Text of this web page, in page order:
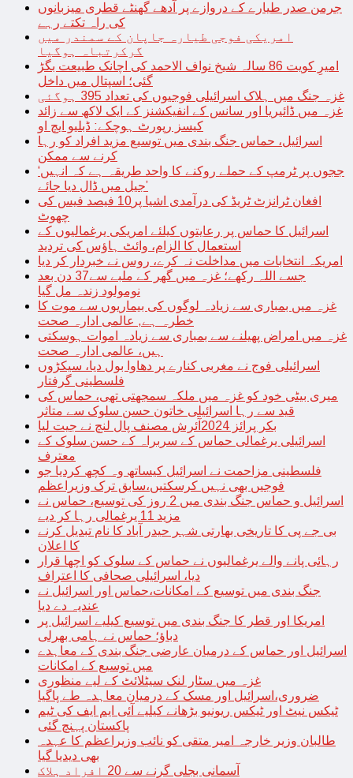
جرمن صدر طیارے کے دروازے پر آدھے گھنٹے قطری میزبانوں
کی راہ تکتے رہے
امریکی فوجی طیارہ جاپان کے سمندر میں
گرکرتباہ ہوگیا
امیرِ کویت 86 سالہ شیخ نواف الاحمد کی اچانک طبیعت بگڑ
گئی؛ اسپتال میں داخل
غزہ جنگ میں ہلاک اسرائیلی فوجیوں کی تعداد 395 ہوگئی
غزہ میں ڈائیریا اور سانس کے انفیکشنز کے ایک لاکھ سے زائد
کیسز رپورٹ ہوچکے: ڈبلیو ایچ او
اسرائیل، حماس جنگ بندی میں توسیع مزید افراد کو رہا
کرنے سے ممکن
‘ججوں پر ٹرمپ کے حملے روکنے کا واحد طریقہ ہے کہ انہیں
جیل میں ڈال دیا جائے’
افغان ٹرانزٹ ٹریڈ کی درآمدی اشیا پر10 فیصد فیس کی
چھوٹ
اسرائیل کا حماس پر رعایتوں کیلئے امریکی یرغمالیوں کے
استعمال کا الزام، وائٹ ہاؤس کی تردید
امریکہ انتخابات میں مداخلت نہ کرے، روس نے خبردار کر دیا
جسے اللہ رکھے؛ غزہ میں گھر کے ملبے سے37 دن بعد
نومولود زندہ مل گیا
غزہ میں بمباری سے زیادہ لوگوں کی بیماریوں سے موت کا
خطرہ ہے, عالمی ادارہ صحت
غزہ میں امراض پھیلنے سے بمباری سے زیادہ اموات ہوسکتی
ہیں، عالمی ادارہ صحت
اسرائیلی فوج نے مغربی کنارے پر دھاوا بول دیا، سیکڑوں
فلسطینی گرفتار
میری بیٹی خود کو غزہ میں ملکہ سمجھتی تھی، حماس کی
قید سے رہا اسرائیلی خاتون حسن سلوک سے متاثر
بکر پرائز 2024آئرش مصنف پال لنچ نے جیت لیا
اسرائیلی یرغمالی حماس کے سربراہ کے حسن سلوک کے
معترف
فلسطینی مزاحمت نے اسرائیل کیساتھ وہ کچھ کردیا جو
فوجیں بھی نہیں کرسکتیں،سابق ترک وزیراعظم
اسرائیل و حماس جنگ بندی میں 2 روز کی توسیع، حماس نے
مزید 11 یرغمالی رہا کر دیے
بی جے پی کا تاریخی بھارتی شہر حیدر آباد کا نام تبدیل کرنے
کا اعلان
رہائی پانے والے یرغمالیوں نے حماس کے سلوک کو اچھا قرار
دیا، اسرائیلی صحافی کا اعتراف
جنگ بندی میں توسیع کے امکانات،حماس اور اسرائیل نے
عندیہ دے دیا
امریکا اور قطر کا جنگ بندی میں توسیع کیلیے اسرائیل پر
دباؤ؛ حماس نے ہامی بھرلی
اسرائیل اور حماس کے درمیان عارضی جنگ بندی کے معاہدے
میں توسیع کے امکانات
غزہ میں سٹار لنک سیٹلائٹ کے لیے منظوری
ضروری،اسرائیل اور مسک کے درمیان معاہدہ طے پاگیا
ٹیکس نیٹ اور ٹیکس ریونیو بڑھانے کیلیے آئی ایم ایف کی ٹیم
پاکستان پہنچ گئی
طالبان وزیر خارجہ امیر متقی کو نائب وزیراعظم کا عہدہ
بھی دیدیا گیا
آسمانی بجلی گرنے سے 20 افراد ہلاک